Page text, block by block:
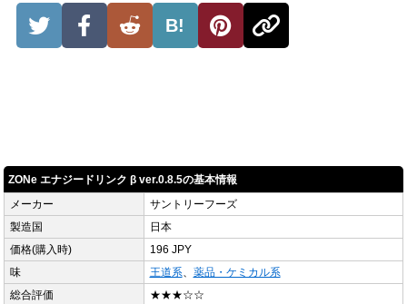
B!
ZONe エナジードリンク β ver.0.8.5の基本情報
メーカー
サントリーフーズ
製造国
日本
価格(購入時)
196 JPY
味
王道系、 薬品・ケミカル系
総合評価
★★★☆☆